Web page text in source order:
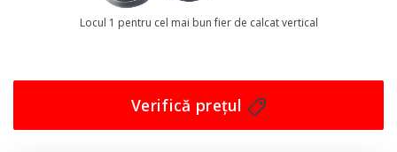
Locul 1 pentru cel mai bun fier de calcat vertical
Verifică prețul